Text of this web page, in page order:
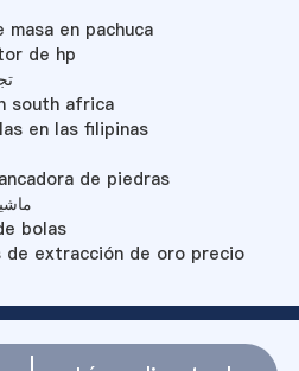
masa en pachuca
de hp
south africa
en las filipinas
de piedras
bolas
de extracción de oro precio